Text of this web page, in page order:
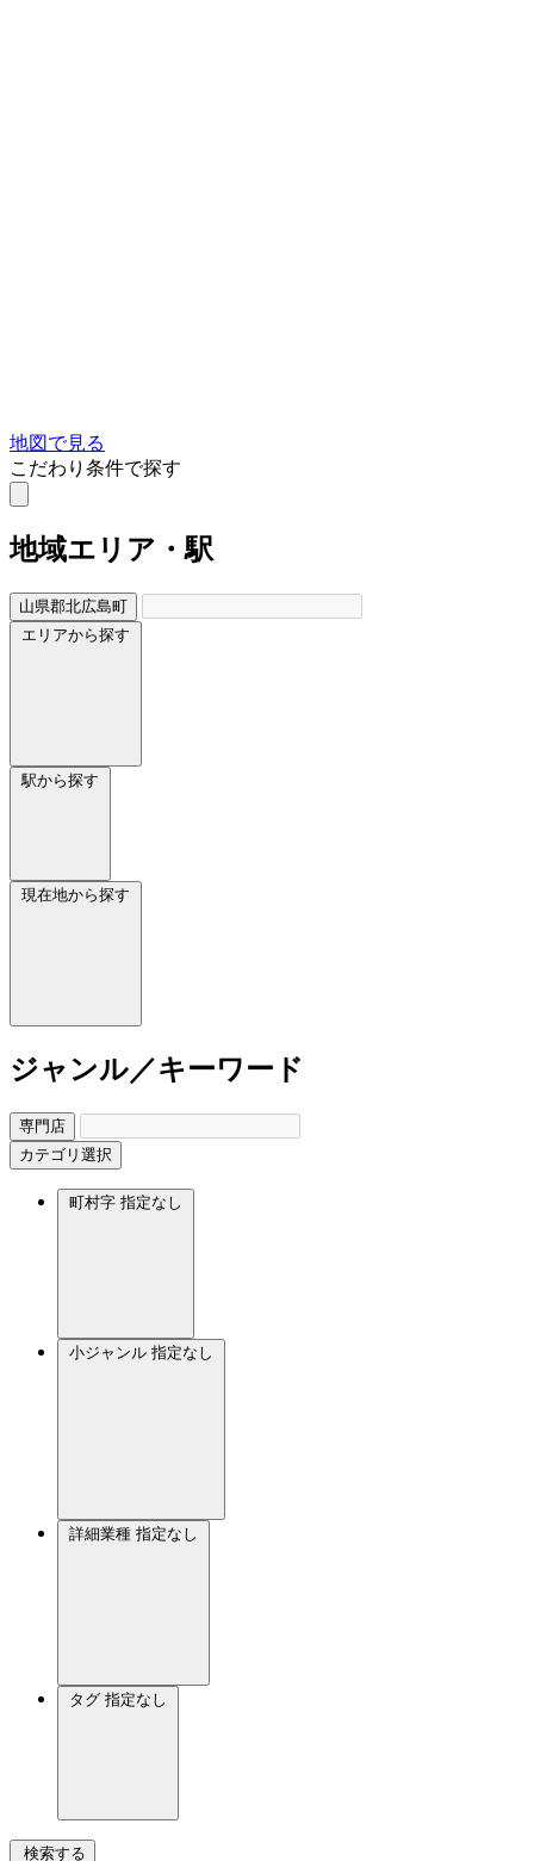
地図で見る
こだわり条件で探す
地域エリア・駅
山県郡北広島町
エリアから探す
駅から探す
現在地から探す
ジャンル／キーワード
専門店
カテゴリ選択
町村字 指定なし
小ジャンル 指定なし
詳細業種 指定なし
タグ 指定なし
検索する